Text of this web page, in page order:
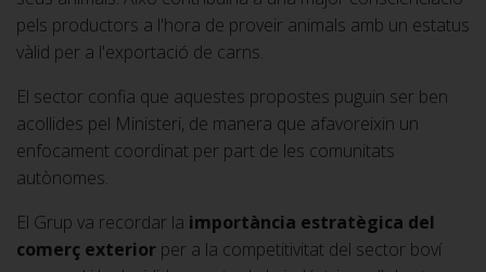
pels productors a l'hora de proveir animals amb un estatus
vàlid per a l'exportació de carns.
El sector confia que aquestes propostes puguin ser ben
acollides pel Ministeri, de manera que afavoreixin un
enfocament coordinat per part de les comunitats
autònomes.
El Grup va recordar la importància estratègica del
comerç exterior per a la competitivitat del sector boví